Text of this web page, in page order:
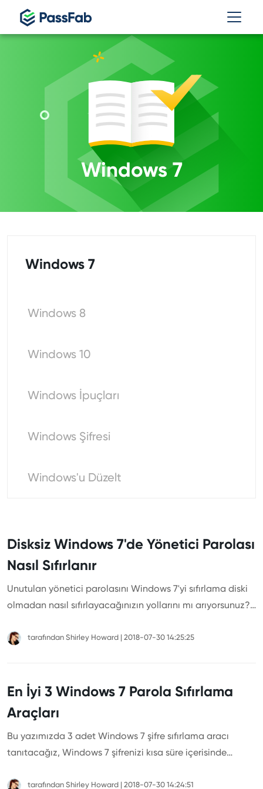
Windows 7
Windows 7
Windows 8
Windows 10
Windows İpuçları
Windows Şifresi
Windows'u Düzelt
Disksiz Windows 7'de Yönetici Parolası
Nasıl Sıfırlanır
Unutulan yönetici parolasını Windows 7'yi sıfırlama diski
olmadan nasıl sıfırlayacağınızın yollarını mı arıyorsunuz?
parolasını sıfırlamanıza yardımcı olacak en iyi 3 yolu
tarafından Shirley Howard | 2018-07-30 14:25:25
En İyi 3 Windows 7 Parola Sıfırlama
Araçları
Bu yazımızda 3 adet Windows 7 şifre sıfırlama aracı
tanıtacağız, Windows 7 şifrenizi kısa süre içerisinde
tarafından Shirley Howard | 2018-07-30 14:24:51